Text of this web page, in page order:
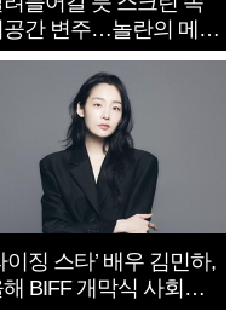
공간 변주…놀란의 메시
‘전쟁 속죄’
이징 스타’ 배우 김민하,
해 BIFF 개막식 사회자